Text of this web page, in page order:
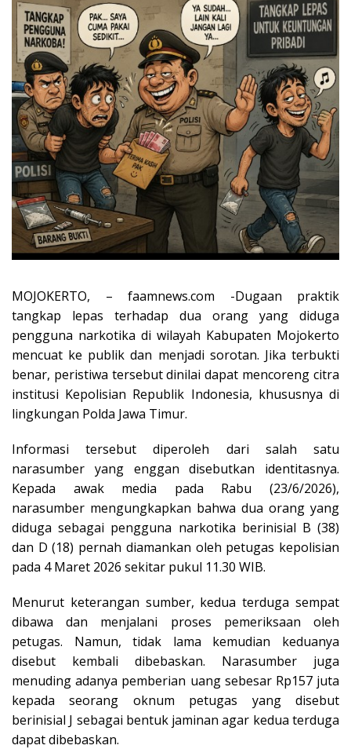
MOJOKERTO, – faamnews.com -Dugaan praktik
tangkap lepas terhadap dua orang yang diduga
pengguna narkotika di wilayah Kabupaten Mojokerto
mencuat ke publik dan menjadi sorotan. Jika terbukti
benar, peristiwa tersebut dinilai dapat mencoreng citra
institusi Kepolisian Republik Indonesia, khususnya di
lingkungan Polda Jawa Timur.
Informasi tersebut diperoleh dari salah satu
narasumber yang enggan disebutkan identitasnya.
Kepada awak media pada Rabu (23/6/2026),
narasumber mengungkapkan bahwa dua orang yang
diduga sebagai pengguna narkotika berinisial B (38)
dan D (18) pernah diamankan oleh petugas kepolisian
pada 4 Maret 2026 sekitar pukul 11.30 WIB.
Menurut keterangan sumber, kedua terduga sempat
dibawa dan menjalani proses pemeriksaan oleh
petugas. Namun, tidak lama kemudian keduanya
disebut kembali dibebaskan. Narasumber juga
menuding adanya pemberian uang sebesar Rp157 juta
kepada seorang oknum petugas yang disebut
berinisial J sebagai bentuk jaminan agar kedua terduga
dapat dibebaskan.